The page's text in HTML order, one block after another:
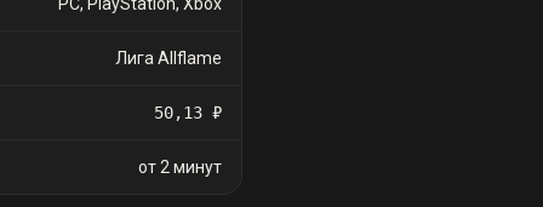
Лига Allflame
50,13 ₽
от 2 минут